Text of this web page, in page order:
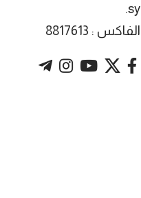
.sy
الفاكس : 8817613